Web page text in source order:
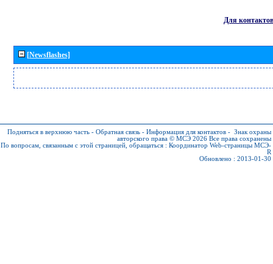
Для контактов
[Newsflashes]
Подняться в верхнюю часть - Обратная связь - Информация для контактов - Знак охраны
авторского права © МСЭ 2026 Все права сохранены
По вопросам, связанным с этой страницей, обращаться : Координатор Web-страницы МСЭ-
R
Обновлено : 2013-01-30